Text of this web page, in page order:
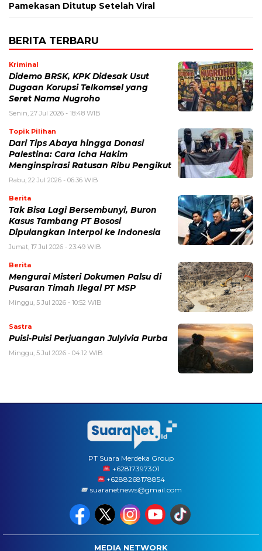
Pamekasan Ditutup Setelah Viral
BERITA TERBARU
Kriminal
Didemo BRSK, KPK Didesak Usut
Dugaan Korupsi Telkomsel yang
Seret Nama Nugroho
Senin, 27 Jul 2026 - 18:48 WIB
Topik Pilihan
Dari Tips Abaya hingga Donasi
Palestina: Cara Icha Hakim
Menginspirasi Ratusan Ribu Pengikut
Rabu, 22 Jul 2026 - 06:36 WIB
Berita
Tak Bisa Lagi Bersembunyi, Buron
Kasus Tambang PT Bososi
Dipulangkan Interpol ke Indonesia
Jumat, 17 Jul 2026 - 23:49 WIB
Berita
Mengurai Misteri Dokumen Palsu di
Pusaran Timah Ilegal PT MSP
Minggu, 5 Jul 2026 - 10:52 WIB
Sastra
Puisi-Puisi Perjuangan Julyivia Purba
Minggu, 5 Jul 2026 - 04:12 WIB
PT Suara Merdeka Group
‪+62817397301
+6288268178854
suaranetnews@gmail.com
MEDIA NETWORK